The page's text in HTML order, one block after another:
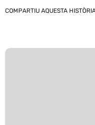
COMPARTIU AQUESTA